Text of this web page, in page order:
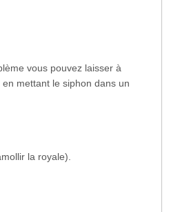
vous pouvez laisser à
mettant le siphon dans un
la royale).